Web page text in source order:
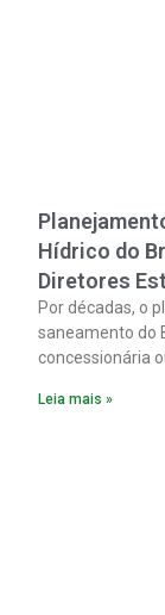
Hídrico do
Diretores
Por décadas, o
saneamento do
concessionária
Leia mais »